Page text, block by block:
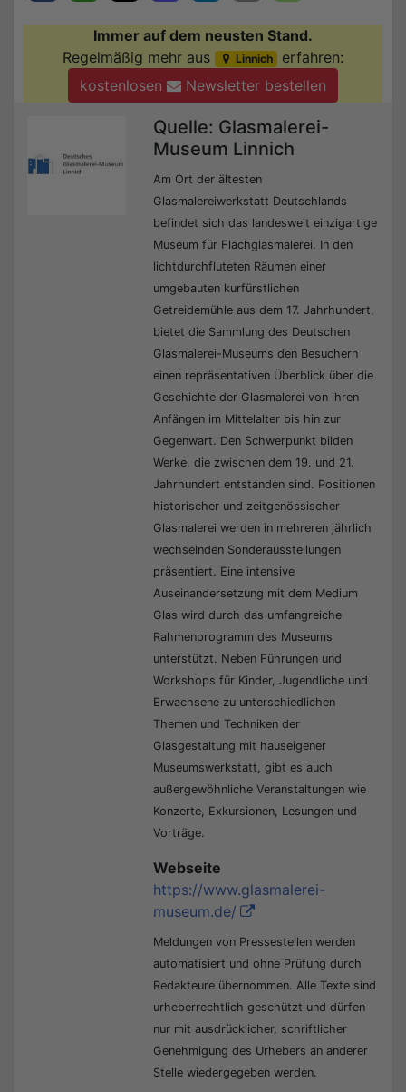
Immer auf dem neusten Stand.
Regelmäßig mehr aus
Linnich
erfahren:
kostenlosen
Newsletter bestellen
Quelle: Glasmalerei-
Museum Linnich
Am Ort der ältesten
Glasmalereiwerkstatt Deutschlands
befindet sich das landesweit einzigartige
Museum für Flachglasmalerei. In den
lichtdurchfluteten Räumen einer
umgebauten kurfürstlichen
Getreidemühle aus dem 17. Jahrhundert,
bietet die Sammlung des Deutschen
Glasmalerei-Museums den Besuchern
einen repräsentativen Überblick über die
Geschichte der Glasmalerei von ihren
Anfängen im Mittelalter bis hin zur
Gegenwart. Den Schwerpunkt bilden
Werke, die zwischen dem 19. und 21.
Jahrhundert entstanden sind. Positionen
historischer und zeitgenössischer
Glasmalerei werden in mehreren jährlich
wechselnden Sonderausstellungen
präsentiert. Eine intensive
Auseinandersetzung mit dem Medium
Glas wird durch das umfangreiche
Rahmenprogramm des Museums
unterstützt. Neben Führungen und
Workshops für Kinder, Jugendliche und
Erwachsene zu unterschiedlichen
Themen und Techniken der
Glasgestaltung mit hauseigener
Museumswerkstatt, gibt es auch
außergewöhnliche Veranstaltungen wie
Konzerte, Exkursionen, Lesungen und
Vorträge.
Webseite
https://www.glasmalerei-
museum.de/
Meldungen von Pressestellen werden
automatisiert und ohne Prüfung durch
Redakteure übernommen. Alle Texte sind
urheberrechtlich geschützt und dürfen
nur mit ausdrücklicher, schriftlicher
Genehmigung des Urhebers an anderer
Stelle wiedergegeben werden.